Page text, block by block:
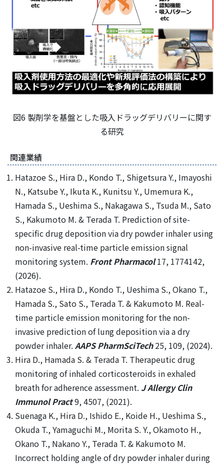
図6 製剤学を基盤とした吸入ドラッグデリバリーに関す
る研究
関連業績
Hatazoe S., Hira D., Kondo T., Shigetsura Y., Imayoshi
N., Katsube Y., Ikuta K., Kunitsu Y., Umemura K.,
Hamada S., Ueshima S., Nakagawa S., Tsuda M., Sato
S., Kakumoto M. & Terada T. Prediction of site-
specific drug deposition via dry powder inhaler using
non-invasive real-time particle emission signal
monitoring system. Front Pharmacol17, 1774142,
(2026).
Hatazoe S., Hira D., Kondo T., Ueshima S., Okano T.,
Hamada S., Sato S., Terada T. & Kakumoto M. Real-
time particle emission monitoring for the non-
invasive prediction of lung deposition via a dry
powder inhaler. AAPS PharmSciTech25, 109, (2024).
Hira D., Hamada S. & Terada T. Therapeutic drug
monitoring of inhaled corticosteroids in exhaled
breath for adherence assessment. J Allergy Clin
Immunol Pract9, 4507, (2021).
Suenaga K., Hira D., Ishido E., Koide H., Ueshima S.,
Okuda T., Yamaguchi M., Morita S. Y., Okamoto H.,
Okano T., Nakano Y., Terada T. & Kakumoto M.
Incorrect holding angle of dry powder inhaler during